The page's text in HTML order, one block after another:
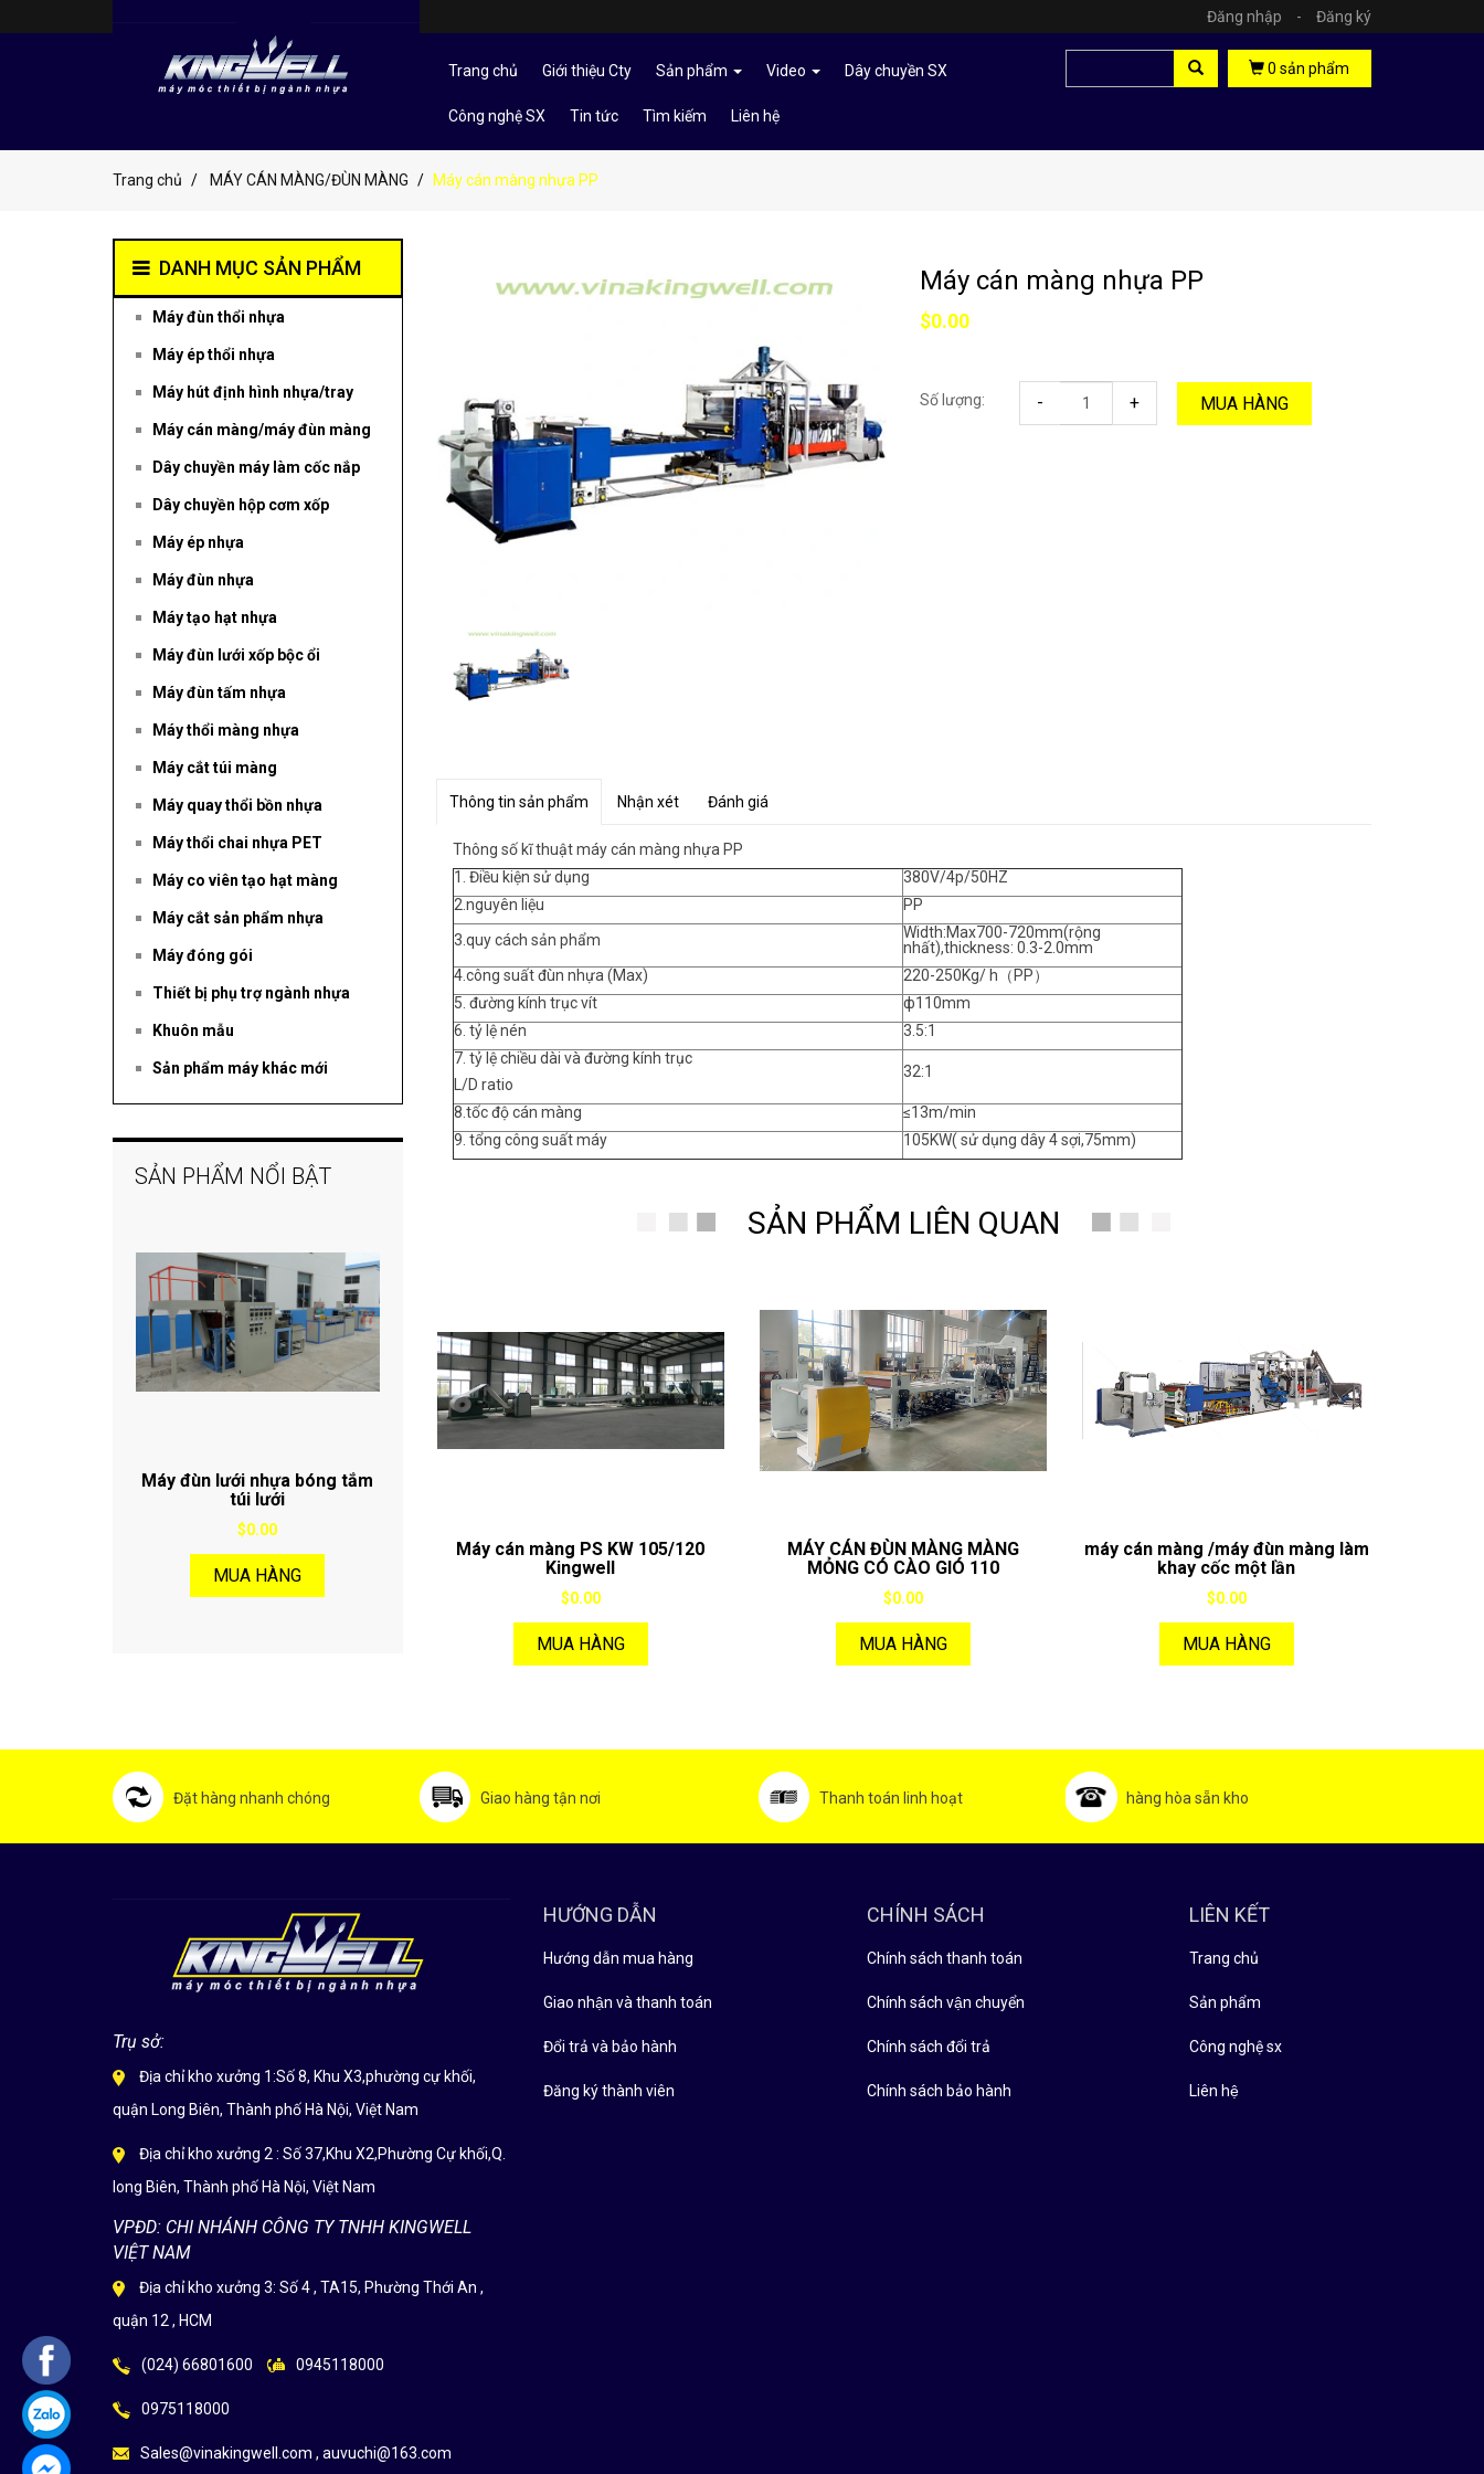
Đăng nhập - Đăng ký
Trang chủ Giới thiệu Cty Sản phẩm Video Dây chuyền SX
Công nghệ SX Tin tức Tìm kiếm Liên hệ
0 sản phẩm
Trang chủ MÁY CÁN MÀNG/ĐÙN MÀNG Máy cán màng nhựa PP
Máy cán màng nhựa PP
$0.00
Số lượng: - + MUA HÀNG
Thông tin sản phẩm Nhận xét Đánh giá
Thông số kĩ thuật máy cán màng nhựa PP
1. Điều kiện sử dụng
380V/4p/50HZ
2.nguyên liệu
PP
3.quy cách sản phẩm
Width:Max700-720mm(rộng
nhất),thickness: 0.3-2.0mm
4.công suất đùn nhựa (Max)
220-250Kg/ h（PP）
5. đường kính trục vít
ф110mm
6. tỷ lệ nén
3.5:1
7. tỷ lệ chiều dài và đường kính trục
L/D ratio
32:1
8.tốc độ cán màng
≤13m/min
9. tổng công suất máy
105KW( sử dụng dây 4 sợi,75mm)
SẢN PHẨM LIÊN QUAN
Máy cán màng PS KW 105/120
Kingwell
$0.00
MUA HÀNG
MÁY CÁN ĐÙN MÀNG MÀNG
MỎNG CÓ CÀO GIÓ 110
$0.00
MUA HÀNG
máy cán màng /máy đùn màng làm
khay cốc một lần
$0.00
MUA HÀNG
DANH MỤC SẢN PHẨM
Máy đùn thổi nhựa
Máy ép thổi nhựa
Máy hút định hình nhựa/tray
Máy cán màng/máy đùn màng
Dây chuyền máy làm cốc nắp
Dây chuyền hộp cơm xốp
Máy ép nhựa
Máy đùn nhựa
Máy tạo hạt nhựa
Máy đùn lưới xốp bộc ổi
Máy đùn tấm nhựa
Máy thổi màng nhựa
Máy cắt túi màng
Máy quay thổi bồn nhựa
Máy thổi chai nhựa PET
Máy co viên tạo hạt màng
Máy cắt sản phẩm nhựa
Máy đóng gói
Thiết bị phụ trợ ngành nhựa
Khuôn mẫu
Sản phẩm máy khác mới
SẢN PHẨM NỔI BẬT
Máy đùn lưới nhựa bóng tắm
túi lưới
$0.00
MUA HÀNG
Đặt hàng nhanh chóng Giao hàng tận nơi Thanh toán linh hoạt hàng hòa sẵn kho
Trụ sở:
Địa chỉ kho xưởng 1:Số 8, Khu X3,phường cự khối,
quận Long Biên, Thành phố Hà Nội, Việt Nam
Địa chỉ kho xưởng 2 : Số 37,Khu X2,Phường Cự khối,Q.
long Biên, Thành phố Hà Nội, Việt Nam
VPĐD: CHI NHÁNH CÔNG TY TNHH KINGWELL
VIỆT NAM
Địa chỉ kho xưởng 3: Số 4 , TA15, Phường Thới An ,
quận 12 , HCM
(024) 66801600 0945118000
0975118000
Sales@vinakingwell.com , auvuchi@163.com
HƯỚNG DẪN
Hướng dẫn mua hàng
Giao nhận và thanh toán
Đổi trả và bảo hành
Đăng ký thành viên
CHÍNH SÁCH
Chính sách thanh toán
Chính sách vận chuyển
Chính sách đổi trả
Chính sách bảo hành
LIÊN KẾT
Trang chủ
Sản phẩm
Công nghệ sx
Liên hệ